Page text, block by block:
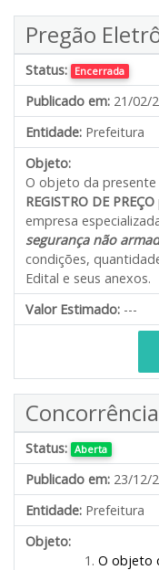
Pregão
Status: Encerrada
Publicado em: 21/02/
Entidade: Prefeitura
Objeto:
O objeto da
REGISTRO DE PREÇO
empresa
segurança não
condições,
Edital e seus anexos.
Valor Estimado: ---
Status: Aberta
Publicado em: 23/12/
Entidade: Prefeitura
Objeto:
O objeto